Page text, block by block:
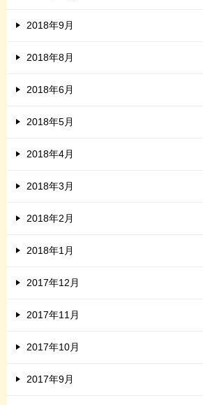
2018年9月
2018年8月
2018年6月
2018年5月
2018年4月
2018年3月
2018年2月
2018年1月
2017年12月
2017年11月
2017年10月
2017年9月